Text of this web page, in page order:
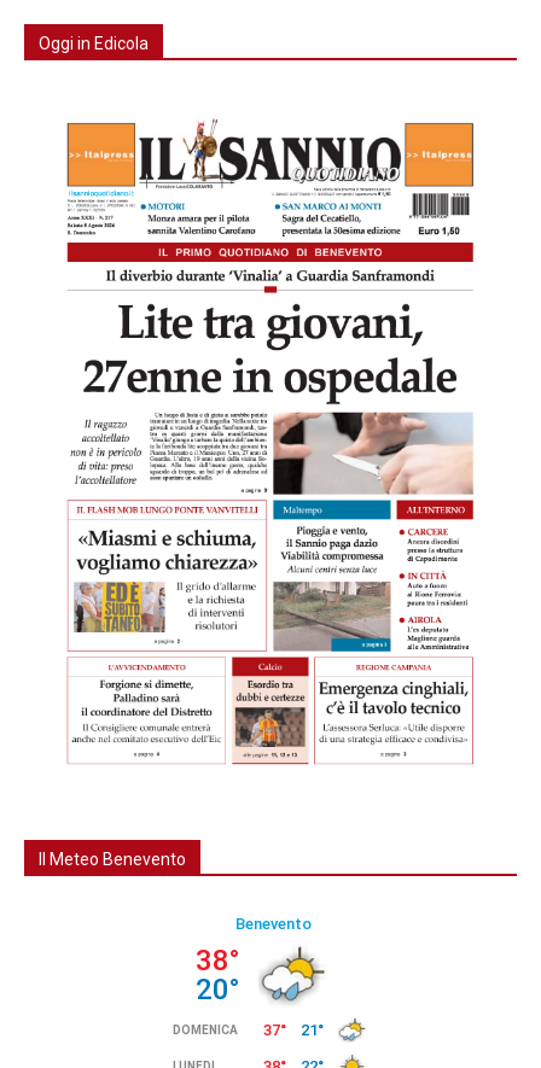
Oggi in Edicola
Il Meteo Benevento